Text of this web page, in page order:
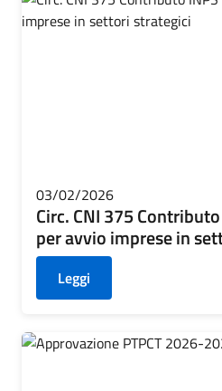
03/02/2026
Circ. CNI 375
per avvio imprese in
Leggi